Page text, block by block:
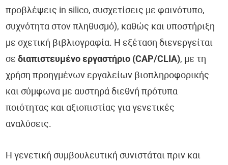
προβλέψεις in silico, συσχετίσεις με φαινότυπο,
συχνότητα στον πληθυσμό), καθώς και υποστήριξη
με σχετική βιβλιογραφία. Η εξέταση διενεργείται
σεδιαπιστευμένο εργαστήριο (CAP/CLIA), με τη
χρήση προηγμένων εργαλείων βιοπληροφορικής
και σύμφωνα με αυστηρά διεθνή πρότυπα
ποιότητας και αξιοπιστίας για γενετικές
αναλύσεις.
Η γενετική συμβουλευτική συνιστάται πριν και